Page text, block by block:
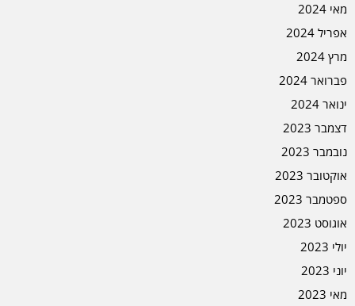
מאי 2024
אפריל 2024
מרץ 2024
פברואר 2024
ינואר 2024
דצמבר 2023
נובמבר 2023
אוקטובר 2023
ספטמבר 2023
אוגוסט 2023
יולי 2023
יוני 2023
מאי 2023